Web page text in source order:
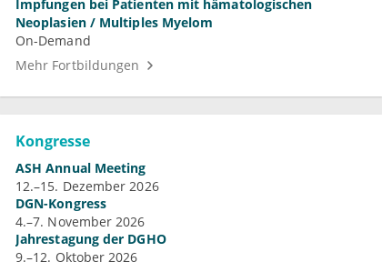
Impfungen bei Patienten mit hämatologischen
Neoplasien / Multiples Myelom
On-Demand
Mehr Fortbildungen
Kongresse
ASH Annual Meeting
12.–15. Dezember 2026
DGN-Kongress
4.–7. November 2026
Jahrestagung der DGHO
9.–12. Oktober 2026